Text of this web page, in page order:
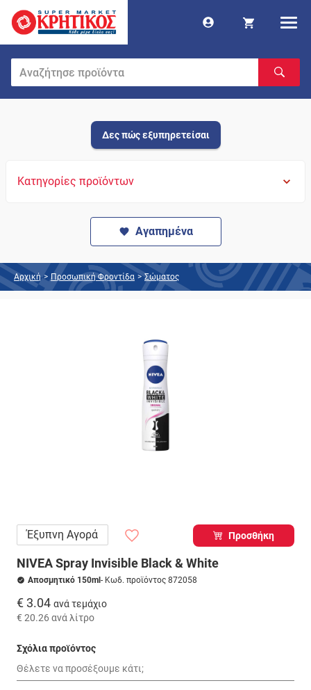
Δες πώς εξυπηρετείσαι
Κατηγορίες προϊόντων
Αγαπημένα
Αρχική > Προσωπική Φροντίδα > Σώματος
Έξυπνη Αγορά Προσθήκη
NIVEA Spray Invisible Black & White
Αποσμητικό 150ml - Κωδ. προϊόντος 872058
€ 3.04 ανά τεμάχιο
€ 20.26 ανά λίτρο
Σχόλια προϊόντος